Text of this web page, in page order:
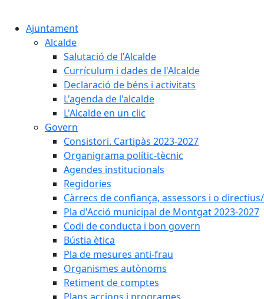
Ajuntament
Alcalde
Salutació de l'Alcalde
Currículum i dades de l'Alcalde
Declaració de béns i activitats
L'agenda de l'alcalde
L'Alcalde en un clic
Govern
Consistori. Cartipàs 2023-2027
Organigrama polític-tècnic
Agendes institucionals
Regidories
Càrrecs de confiança, assessors i o
Pla d'Acció municipal de Montgat 2023-2027
Codi de conducta i bon govern
Bústia ètica
Pla de mesures anti-frau
Organismes autònoms
Retiment de comptes